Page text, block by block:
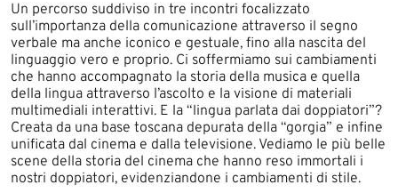
​​​​​Un percorso suddiviso in tre incontri focalizzato
sull’importanza della comunicazione attraverso il segno
verbale ma anche iconico e gestuale, fino alla nascita del
linguaggio vero e proprio. Ci soffermiamo sui cambiamenti
che hanno accompagnato la storia della musica e quella
della lingua attraverso l’ascolto e la visione di materiali
multimediali interattivi. E la “lingua parlata dai doppiatori”?
Creata da una base toscana depurata della “gorgia” e infine
unificata dal cinema e dalla televisione. Vediamo le più belle
scene della storia del cinema che hanno reso immortali i
nostri doppiatori, evidenziandone i cambiamenti di stile.